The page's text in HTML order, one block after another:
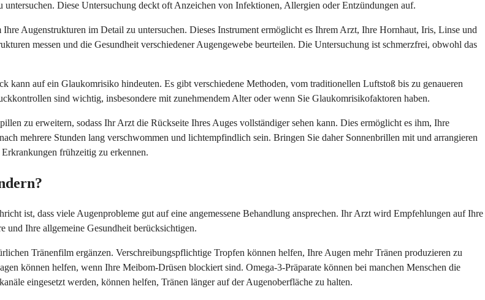
Diese Untersuchung deckt oft Anzeichen von Infektionen, Allergien oder Entzündungen auf.
Augenstrukturen im Detail zu untersuchen. Dieses Instrument ermöglicht es Ihrem Arzt, Ihre Hornhaut, Iris, Linse und
messen und die Gesundheit verschiedener Augengewebe beurteilen. Die Untersuchung ist schmerzfrei, obwohl das
auf ein Glaukomrisiko hindeuten. Es gibt verschiedene Methoden, vom traditionellen Luftstoß bis zu genaueren
sind wichtig, insbesondere mit zunehmendem Alter oder wenn Sie Glaukomrisikofaktoren haben.
zu erweitern, sodass Ihr Arzt die Rückseite Ihres Auges vollständiger sehen kann. Dies ermöglicht es ihm, Ihre
mehrere Stunden lang verschwommen und lichtempfindlich sein. Bringen Sie daher Sonnenbrillen mit und arrangieren
frühzeitig zu erkennen.
ist, dass viele Augenprobleme gut auf eine angemessene Behandlung ansprechen. Ihr Arzt wird Empfehlungen auf Ihre
und Ihre allgemeine Gesundheit berücksichtigen.
Tränenfilm ergänzen. Verschreibungspflichtige Tropfen können helfen, Ihre Augen mehr Tränen produzieren zu
können helfen, wenn Ihre Meibom-Drüsen blockiert sind. Omega-3-Präparate können bei manchen Menschen die
eingesetzt werden, können helfen, Tränen länger auf der Augenoberfläche zu halten.